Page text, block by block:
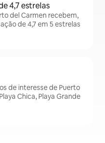
4,7 estrelas
del Carmen recebem,
de 4,7 em 5 estrelas
de interesse de Puerto
Chica, Playa Grande